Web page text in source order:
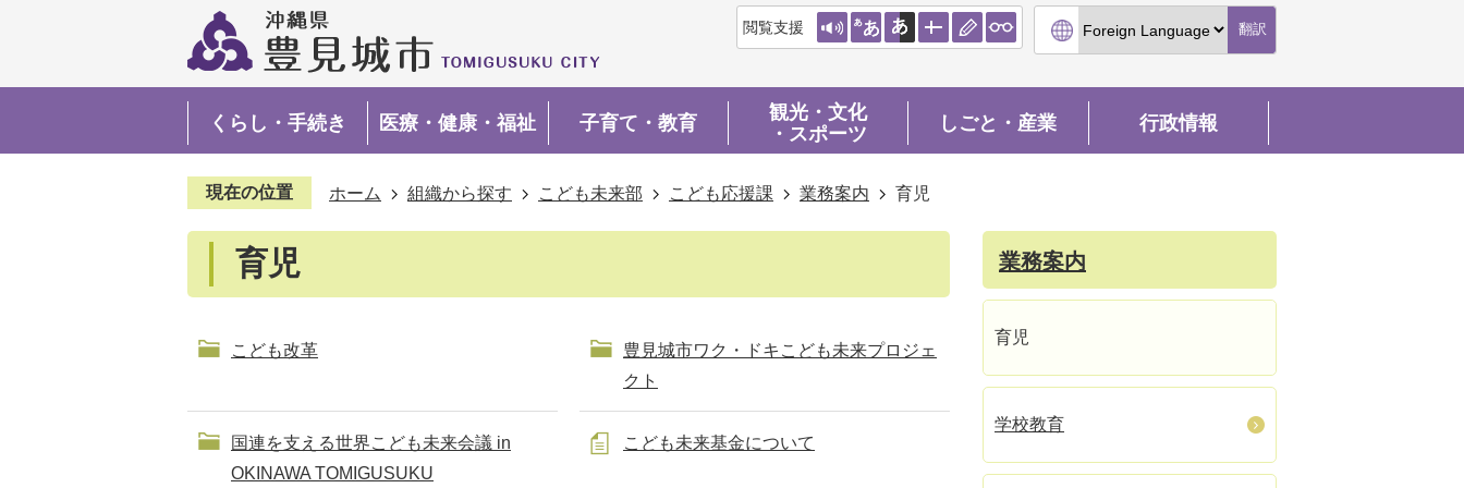
閲覧支援 翻訳
くらし・手続き 医療・健康・福祉 子育て・教育
観光・文化
・スポーツ
しごと・産業 行政情報
現在の位置 ホーム 組織から探す こども未来部 こども応援課 業務案内 育児
育児
こども改革
豊見城市ワク・ドキこども未来プロジェ
クト
国連を支える世界こども未来会議 in
OKINAWA TOMIGUSUKU
こども未来基金について
業務案内
育児
学校教育